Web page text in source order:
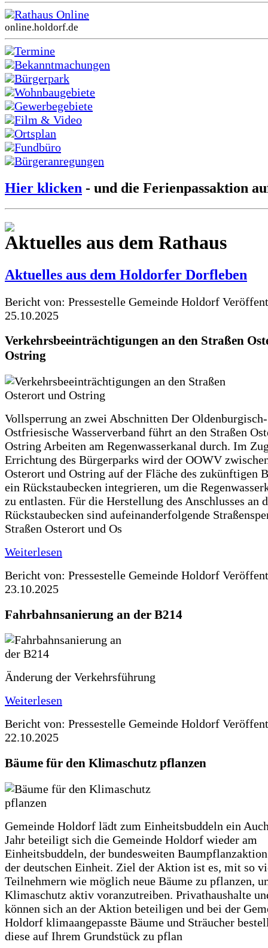
Rathaus Online
online.holdorf.de
Termine
Bekanntmachungen
Bürgerpark
Wohnbaugebiete
Gewerbegebiete
Film & Video
Ortsplan
Fundbüro
Bürgeranregungen
Hier klicken - und die Ferienpassaktion
Aktuelles aus dem Rathaus
Aktuelles aus dem Holdorfer Dorfleben
Bericht von: Pressestelle Gemeinde Holdorf
25.10.2025
Verkehrsbeeinträchtigungen an den Straßen
Ostring
Vollsperrung an zwei Abschnitten Der Oldenburgisch-
Ostfriesische Wasserverband führt an den Straßen
Ostring Arbeiten am Regenwasserkanal durch. Im
Errichtung des Bürgerparks wird der OOWV
Osterort und Ostring auf der Fläche des zukünftigen
ein Rückstaubecken integrieren, um die
zu entlasten. Für die Herstellung des Anschlusses an
Rückstaubecken sind aufeinanderfolgende
Straßen Osterort und Os
Weiterlesen
Bericht von: Pressestelle Gemeinde Holdorf
23.10.2025
Fahrbahnsanierung an der B214
Änderung der Verkehrsführung
Weiterlesen
Bericht von: Pressestelle Gemeinde Holdorf
22.10.2025
Bäume für den Klimaschutz pflanzen
Gemeinde Holdorf lädt zum Einheitsbuddeln ein
Jahr beteiligt sich die Gemeinde Holdorf wieder am
Einheitsbuddeln, der bundesweiten
der deutschen Einheit. Ziel der Aktion ist es, mit so
Teilnehmern wie möglich neue Bäume zu pflanzen,
Klimaschutz aktiv voranzutreiben. Privathaushalte
können sich an der Aktion beteiligen und bei der
Holdorf klimaangepasste Bäume und Sträucher
diese auf Ihrem Grundstück zu pflan